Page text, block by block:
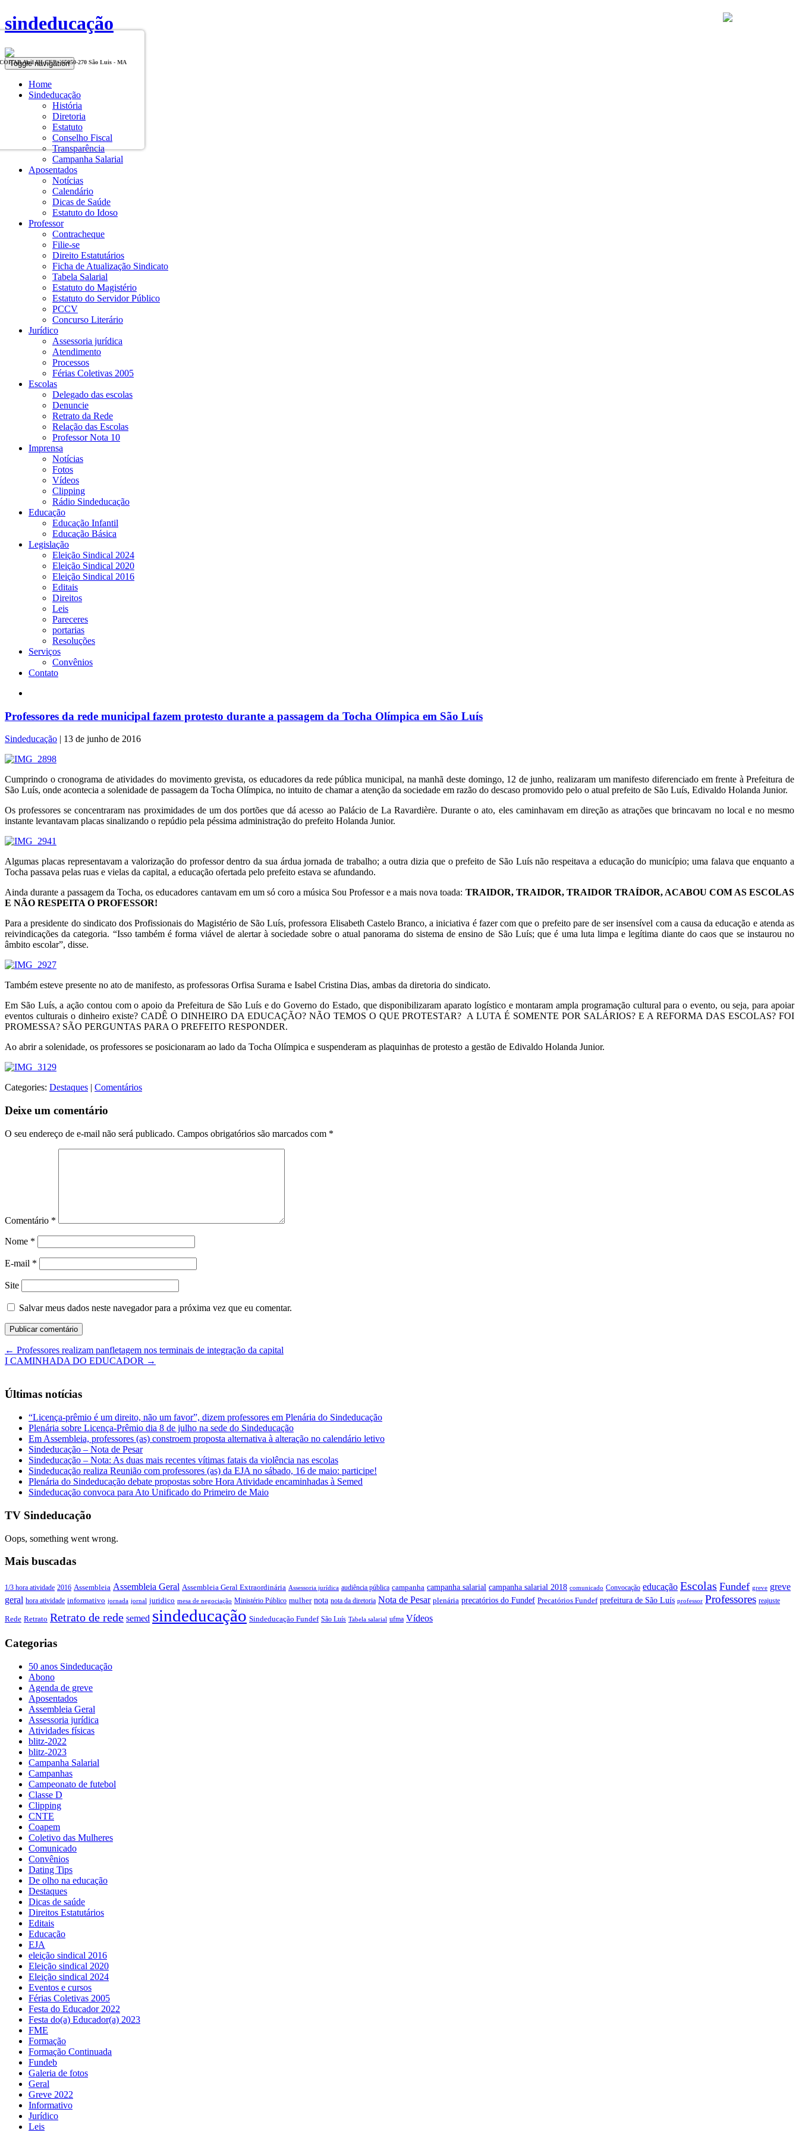
sindeducação
Toggle navigation
Home
Sindeducação
História
Diretoria
Estatuto
Conselho Fiscal
Transparência
Campanha Salarial
Aposentados
Notícias
Calendário
Dicas de Saúde
Estatuto do Idoso
Professor
Contracheque
Filie-se
Direito Estatutários
Ficha de Atualização Sindicato
Tabela Salarial
Estatuto do Magistério
Estatuto do Servidor Público
PCCV
Concurso Literário
Jurídico
Assessoria jurídica
Atendimento
Processos
Férias Coletivas 2005
Escolas
Delegado das escolas
Denuncie
Retrato da Rede
Relação das Escolas
Professor Nota 10
Imprensa
Notícias
Fotos
Vídeos
Clipping
Rádio Sindeducação
Educação
Educação Infantil
Educação Básica
Legislação
Eleição Sindical 2024
Eleição Sindical 2020
Eleição Sindical 2016
Editais
Direitos
Leis
Pareceres
portarias
Resoluções
Serviços
Convênios
Contato
Professores da rede municipal fazem protesto durante a passagem da Tocha Olímpica em São Luís
Sindeducação | 13 de junho de 2016
Cumprindo o cronograma de atividades do movimento grevista, os educadores da rede pública municipal, na manhã deste domingo, 12 de junho, realizaram um manifesto diferenciado em frente à Prefeitura de
São Luís, onde acontecia a solenidade de passagem da Tocha Olímpica, no intuito de chamar a atenção da sociedade em razão do descaso promovido pelo o atual prefeito de São Luís, Edivaldo Holanda Junior.
Os professores se concentraram nas proximidades de um dos portões que dá acesso ao Palácio de La Ravardière. Durante o ato, eles caminhavam em direção as atrações que brincavam no local e no mesmo
instante levantavam placas sinalizando o repúdio pela péssima administração do prefeito Holanda Junior.
Algumas placas representavam a valorização do professor dentro da sua árdua jornada de trabalho; a outra dizia que o prefeito de São Luís não respeitava a educação do município; uma falava que enquanto a
Tocha passava pelas ruas e vielas da capital, a educação ofertada pelo prefeito estava se afundando.
Ainda durante a passagem da Tocha, os educadores cantavam em um só coro a música Sou Professor e a mais nova toada: TRAIDOR, TRAIDOR, TRAIDOR TRAÍDOR, ACABOU COM AS ESCOLAS
E NÃO RESPEITA O PROFESSOR!
Para a presidente do sindicato dos Profissionais do Magistério de São Luís, professora Elisabeth Castelo Branco, a iniciativa é fazer com que o prefeito pare de ser insensível com a causa da educação e atenda as
reivindicações da categoria. “Isso também é forma viável de alertar à sociedade sobre o atual panorama do sistema de ensino de São Luís; que é uma luta limpa e legítima diante do caos que se instaurou no
âmbito escolar”, disse.
Também esteve presente no ato de manifesto, as professoras Orfisa Surama e Isabel Cristina Dias, ambas da diretoria do sindicato.
Em São Luís, a ação contou com o apoio da Prefeitura de São Luís e do Governo do Estado, que disponibilizaram aparato logístico e montaram ampla programação cultural para o evento, ou seja, para apoiar
eventos culturais o dinheiro existe? CADÊ O DINHEIRO DA EDUCAÇÃO? NÃO TEMOS O QUE PROTESTAR? A LUTA É SOMENTE POR SALÁRIOS? E A REFORMA DAS ESCOLAS? FOI
PROMESSA? SÃO PERGUNTAS PARA O PREFEITO RESPONDER.
Ao abrir a solenidade, os professores se posicionaram ao lado da Tocha Olímpica e suspenderam as plaquinhas de protesto a gestão de Edivaldo Holanda Junior.
Categories: Destaques | Comentários
Deixe um comentário
O seu endereço de e-mail não será publicado. Campos obrigatórios são marcados com *
Comentário *
Nome *
E-mail *
Site
Salvar meus dados neste navegador para a próxima vez que eu comentar.
← Professores realizam panfletagem nos terminais de integração da capital
I CAMINHADA DO EDUCADOR →
Últimas notícias
“Licença-prêmio é um direito, não um favor”, dizem professores em Plenária do Sindeducação
Plenária sobre Licença-Prêmio dia 8 de julho na sede do Sindeducação
Em Assembleia, professores (as) constroem proposta alternativa à alteração no calendário letivo
Sindeducação – Nota de Pesar
Sindeducação – Nota: As duas mais recentes vítimas fatais da violência nas escolas
Sindeducação realiza Reunião com professores (as) da EJA no sábado, 16 de maio: participe!
Plenária do Sindeducação debate propostas sobre Hora Atividade encaminhadas à Semed
Sindeducação convoca para Ato Unificado do Primeiro de Maio
TV Sindeducação
Oops, something went wrong.
Mais buscadas
1/3 hora atividade 2016 Assembleia Assembleia Geral Assembleia Geral Extraordinária Assessoria jurídica audiência pública campanha campanha salarial campanha salarial 2018 comunicado Convocação educação Escolas Fundef greve greve
geral hora atividade informativo jornada jornal juridico mesa de negociação Ministério Público mulher nota nota da diretoria Nota de Pesar plenária precatórios do Fundef Precatórios Fundef prefeitura de São Luís professor Professores reajuste
Rede Retrato Retrato de rede semed sindeducação Sindeducação Fundef São Luís Tabela salarial ufma Vídeos
Categorias
50 anos Sindeducação
Abono
Agenda de greve
Aposentados
Assembleia Geral
Assessoria jurídica
Atividades físicas
blitz-2022
blitz-2023
Campanha Salarial
Campanhas
Campeonato de futebol
Classe D
Clipping
CNTE
Coapem
Coletivo das Mulheres
Comunicado
Convênios
Dating Tips
De olho na educação
Destaques
Dicas de saúde
Direitos Estatutários
Editais
Educação
EJA
eleição sindical 2016
Eleição sindical 2020
Eleição sindical 2024
Eventos e cursos
Férias Coletivas 2005
Festa do Educador 2022
Festa do(a) Educador(a) 2023
FME
Formação
Formação Continuada
Fundeb
Galeria de fotos
Geral
Greve 2022
Informativo
Jurídico
Leis
COHAB Anil III CEP - 65050-270 São Luis - MA